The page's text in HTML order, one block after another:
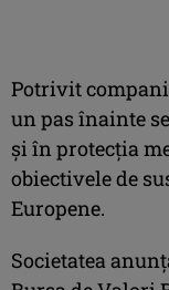
Potrivit
un pas înainte
și în protecția
obiectivele de
Europene.
Societatea